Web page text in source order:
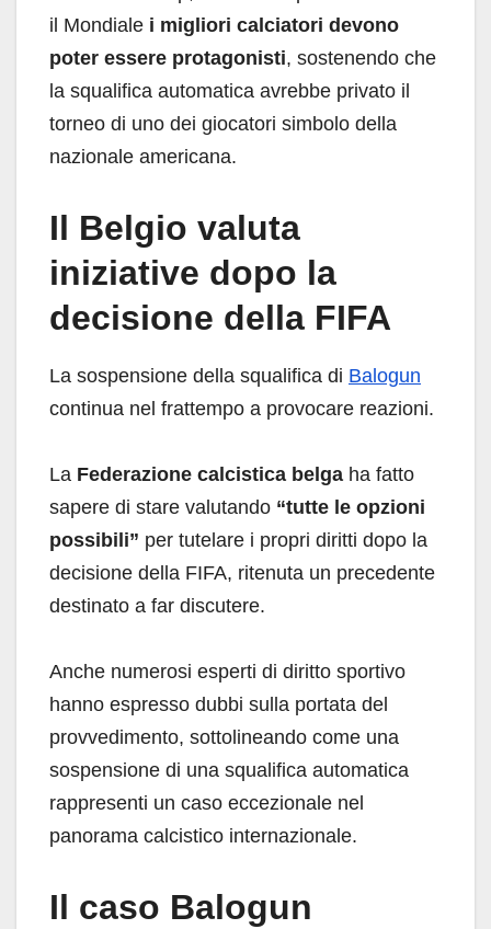
il Mondiale i migliori calciatori devono
poter essere protagonisti, sostenendo che
la squalifica automatica avrebbe privato il
torneo di uno dei giocatori simbolo della
nazionale americana.
Il Belgio valuta
iniziative dopo la
decisione della FIFA
La sospensione della squalifica di Balogun
continua nel frattempo a provocare reazioni.
La Federazione calcistica belga ha fatto
sapere di stare valutando “tutte le opzioni
possibili” per tutelare i propri diritti dopo la
decisione della FIFA, ritenuta un precedente
destinato a far discutere.
Anche numerosi esperti di diritto sportivo
hanno espresso dubbi sulla portata del
provvedimento, sottolineando come una
sospensione di una squalifica automatica
rappresenti un caso eccezionale nel
panorama calcistico internazionale.
Il caso Balogun